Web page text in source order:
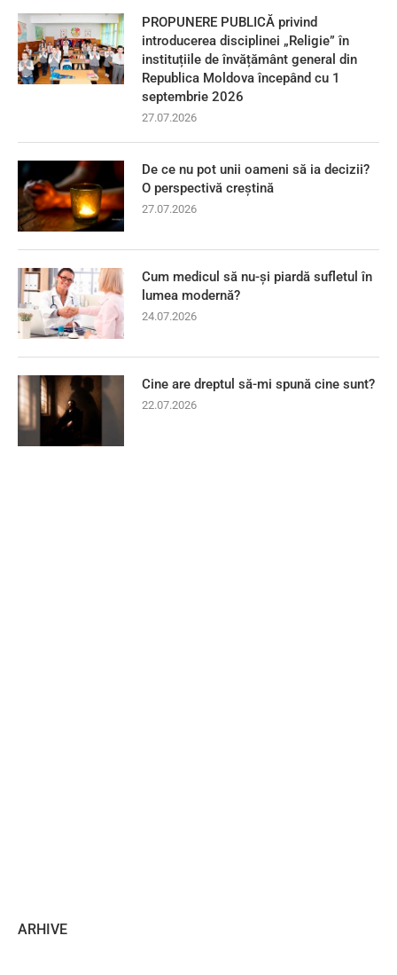
PROPUNERE PUBLICĂ privind
introducerea disciplinei „Religie” în
instituțiile de învățământ general din
Republica Moldova începând cu 1
septembrie 2026
27.07.2026
De ce nu pot unii oameni să ia decizii?
O perspectivă creștină
27.07.2026
Cum medicul să nu-și piardă sufletul în
lumea modernă?
24.07.2026
Cine are dreptul să-mi spună cine sunt?
22.07.2026
ARHIVE